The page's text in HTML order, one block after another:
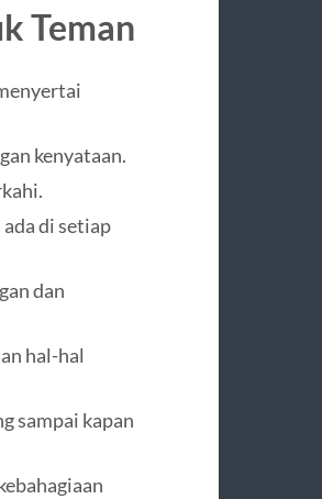
Teman
kenyataan.
di setiap
dan
hal-hal
sampai kapan